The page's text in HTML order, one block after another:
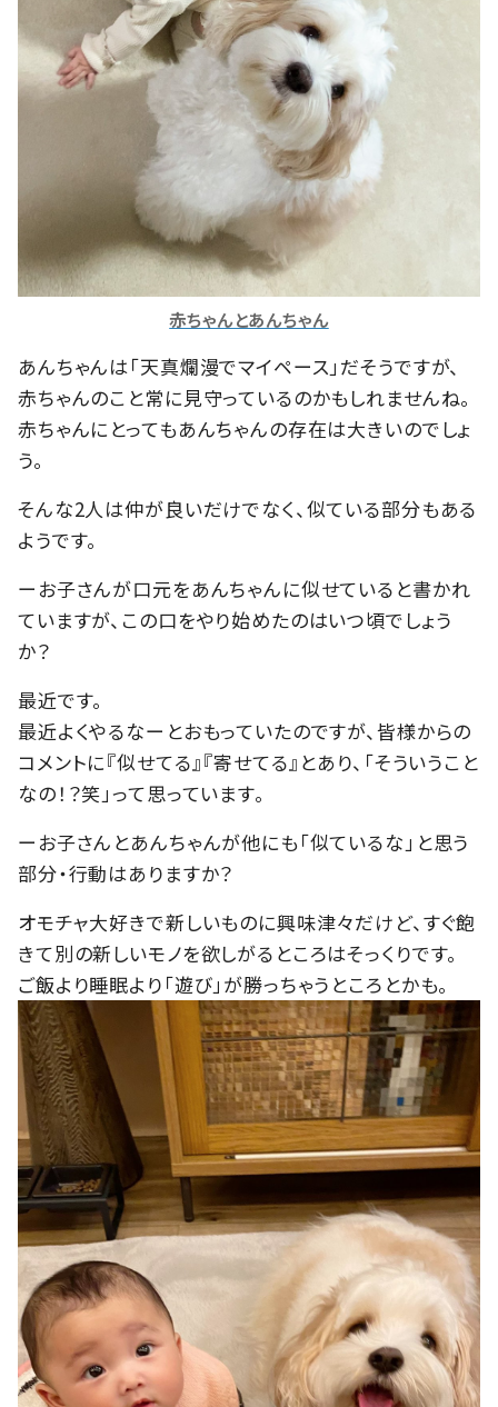
赤ちゃんとあんちゃん
あんちゃんは「天真爛漫でマイペース」だそうですが、
赤ちゃんのこと常に見守っているのかもしれませんね。
赤ちゃんにとってもあんちゃんの存在は大きいのでしょ
う。
そんな2人は仲が良いだけでなく、似ている部分もある
ようです。
ーお子さんが口元をあんちゃんに似せていると書かれ
ていますが、この口をやり始めたのはいつ頃でしょう
か？
最近です。
最近よくやるなーとおもっていたのですが、皆様からの
コメントに『似せてる』『寄せてる』とあり、「そういうこと
なの！？笑」って思っています。
ーお子さんとあんちゃんが他にも「似ているな」と思う
部分・行動はありますか？
オモチャ大好きで新しいものに興味津々だけど、すぐ飽
きて別の新しいモノを欲しがるところはそっくりです。
ご飯より睡眠より「遊び」が勝っちゃうところとかも。